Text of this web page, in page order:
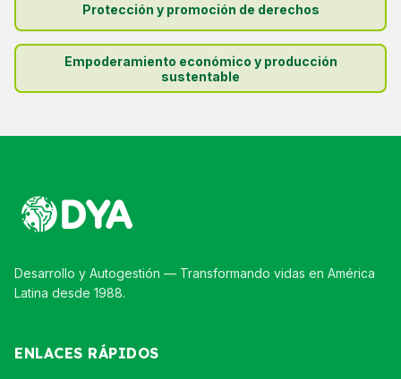
Protección y promoción de derechos
Empoderamiento económico y producción
sustentable
Desarrollo y Autogestión — Transformando vidas en América
Latina desde 1988.
ENLACES RÁPIDOS